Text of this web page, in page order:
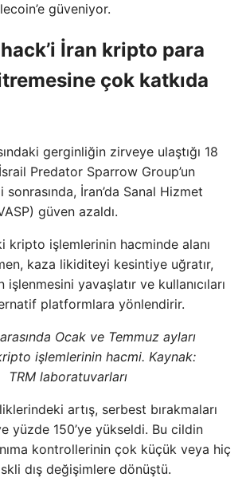
güveniyor.
İran kripto para
çok katkıda
gerginliğin zirveye ulaştığı 18
Predator Sparrow Group’un
İran’da Sanal Hizmet
güven azaldı.
kripto işlemlerinin hacminde alanı
kaza likiditeyi kesintiye uğratır,
işlenmesini yavaşlatır ve kullanıcıları
platformlara yönlendirir.
Ocak ve Temmuz ayları
işlemlerinin hacmi. Kaynak:
TRM laboratuvarları
artış, serbest bırakmaları
yüzde 150’ye yükseldi. Bu cildin
kontrollerinin çok küçük veya hiç
dış değişimlere dönüştü.